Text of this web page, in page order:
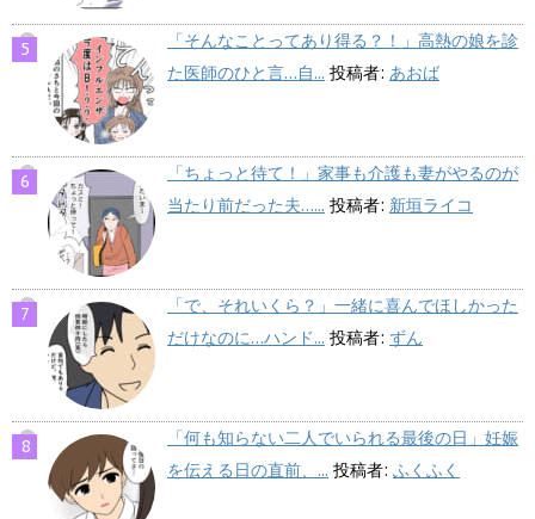
「そんなことってあり得る？！」高熱の娘を診
た医師のひと言…自... 投稿者: あおば
「ちょっと待て！」家事も介護も妻がやるのが
当たり前だった夫…... 投稿者: 新垣ライコ
「で、それいくら？」一緒に喜んでほしかった
だけなのに…ハンド... 投稿者: ずん
「何も知らない二人でいられる最後の日」妊娠
を伝える日の直前、... 投稿者: ふくふく